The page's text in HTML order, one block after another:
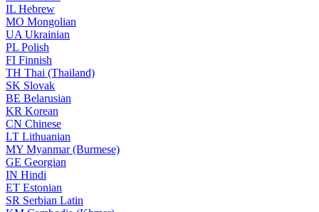
IL Hebrew
MO Mongolian
UA Ukrainian
PL Polish
FI Finnish
TH Thai (Thailand)
SK Slovak
BE Belarusian
KR Korean
CN Chinese
LT Lithuanian
MY Myanmar (Burmese)
GE Georgian
IN Hindi
ET Estonian
SR Serbian Latin